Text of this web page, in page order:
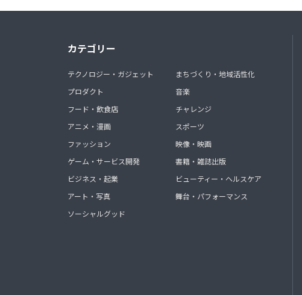
カテゴリー
テクノロジー・ガジェット
プロダクト
フード・飲食店
アニメ・漫画
ファッション
ゲーム・サービス開発
ビジネス・起業
アート・写真
ソーシャルグッド
まちづくり・地域活性化
音楽
チャレンジ
スポーツ
映像・映画
書籍・雑誌出版
ビューティー・ヘルスケア
舞台・パフォーマンス